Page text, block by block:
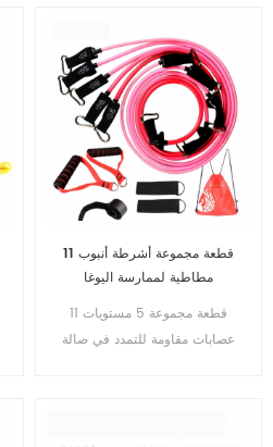
11 قطعة مجموعة أشرطة أنبوب
مطاطية لممارسة اليوغا
11 قطعة مجموعة 5 مستويات
عصابات مقاومة للتمدد في صالة